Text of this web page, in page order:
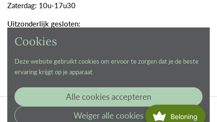
Zaterdag: 10u-17u30
Uitzonderlijk gesloten:
7 tot en met 18 september 2026
PhoneEmailFacebookInstagram
YouTube
Copyright © 2026De vliertuin.Powered by Shopify
Cookies
Deze website gebruikt cookies om ervoor te zorgen dat je de beste
ervaring krijgt op je apparaat.
Alle cookies accepteren
Weiger alle cookies
Nog aan het ontdekken? Doe hier de theekastquiz...Beloning